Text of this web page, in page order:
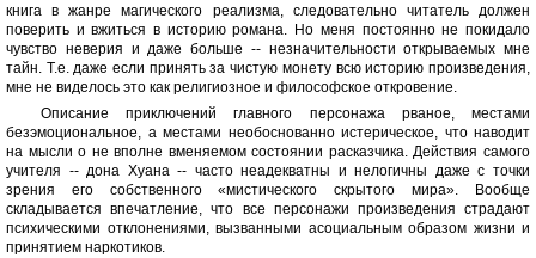
книга в жанре магического реализма, следовательно читатель должен
поверить и вжиться в историю романа. Но меня постоянно не покидало
чувство неверия и даже больше -- незначительности открываемых мне
тайн. Т.е. даже если принять за чистую монету всю историю произведения,
мне не виделось это как религиозное и философское откровение.
Описание приключений главного персонажа рваное, местами
безэмоциональное, а местами необоснованно истерическое, что наводит
на мысли о не вполне вменяемом состоянии расказчика. Действия самого
учителя -- дона Хуана -- часто неадекватны и нелогичны даже с точки
зрения его собственного «мистического скрытого мира». Вообще
складывается впечатление, что все персонажи произведения страдают
психическими отклонениями, вызванными асоциальным образом жизни и
принятием наркотиков.